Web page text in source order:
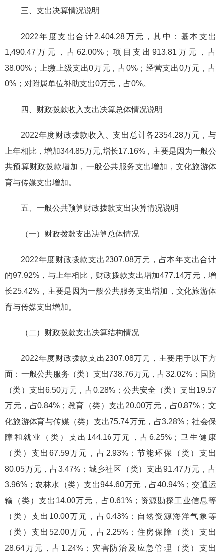
三、支出决算情况说明
2022年度支出合计2,404.28万元，其中：基本支出
1,490.47万元，占62.00%；项目支出913.81万元，占
38.00%；上缴上级支出0万元，占0%；经营支出0万元，占
0%；对附属单位补助支出0万元，占0%。
四、财政拨款收入支出决算总体情况说明
2022年度财政拨款收入、支出总计各2354.28万元，与
上年相比，增加344.85万元,增长17.16%，主要是因为一般公
共预算财政拨款增加，一般公共服务支出增加，文化旅游体
育与传媒支出增加。
五、一般公共预算财政拨款支出决算情况说明
（一）财政拨款支出决算总体情况
2022年度财政拨款支出2307.08万元，占本年支出合计
的97.92%，与上年相比，财政拨款支出增加477.14万元，增
长25.42%，主要是因为一般公共服务支出增加，文化旅游体
育与传媒支出增加。
（二）财政拨款支出决算结构情况
2022年度财政拨款支出2307.08万元，主要用于以下方
面：一般公共服务（类）支出738.76万元，占32.02%；国防
（类）支出6.50万元，占0.28%；公共安全（类）支出19.57
万元，占0.84%；教育（类）支出20.00万元，占0.87%；文
化旅游体育与传媒（类）支出75.74万元，占3.28%；社会保
障和就业（类）支出144.16万元，占6.25%；卫生健康
（类）支出67.59万元，占2.93%；节能环保（类）支出
80.05万元，占3.47%；城乡社区（类）支出91.47万元，占
3.96%；农林水（类）支出944.60万元，占40.94%；交通运
输（类）支出14.00万元，占0.61%；资源勘探工业信息等
（类）支出10.00万元，占0.43%；自然资源海洋气象等
（类）支出52.00万元，占2.25%；住房保障（类）支出
28.64万元，占1.24%；灾害防治及应急管理（类）支出